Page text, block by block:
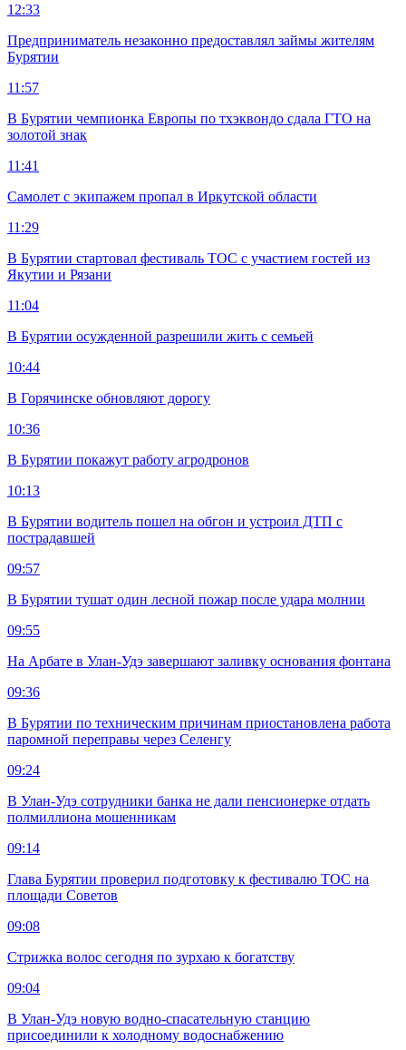
12:33
Предприниматель незаконно предоставлял займы жителям
Бурятии
11:57
В Бурятии чемпионка Европы по тхэквондо сдала ГТО на
золотой знак
11:41
Самолет с экипажем пропал в Иркутской области
11:29
В Бурятии стартовал фестиваль ТОС с участием гостей из
Якутии и Рязани
11:04
В Бурятии осужденной разрешили жить с семьей
10:44
В Горячинске обновляют дорогу
10:36
В Бурятии покажут работу агродронов
10:13
В Бурятии водитель пошел на обгон и устроил ДТП с
пострадавшей
09:57
В Бурятии тушат один лесной пожар после удара молнии
09:55
На Арбате в Улан-Удэ завершают заливку основания фонтана
09:36
В Бурятии по техническим причинам приостановлена работа
паромной переправы через Селенгу
09:24
В Улан-Удэ сотрудники банка не дали пенсионерке отдать
полмиллиона мошенникам
09:14
Глава Бурятии проверил подготовку к фестивалю ТОС на
площади Советов
09:08
Стрижка волос сегодня по зурхаю к богатству
09:04
В Улан-Удэ новую водно‑спасательную станцию
присоединили к холодному водоснабжению